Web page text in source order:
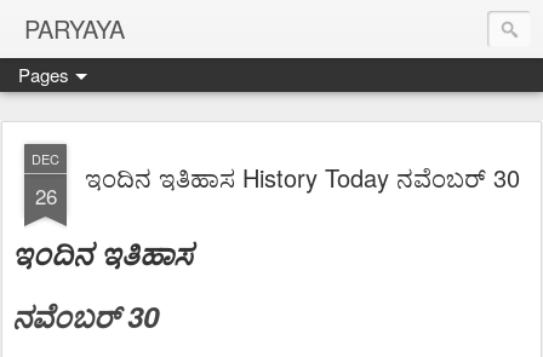
PARYAYA
Pages
DEC
26
ಇಂದಿನ ಇತಿಹಾಸ History Today ನವೆಂಬರ್ 30
ಇಂದಿನ ಇತಿಹಾಸ
ನವೆಂಬರ್ 30